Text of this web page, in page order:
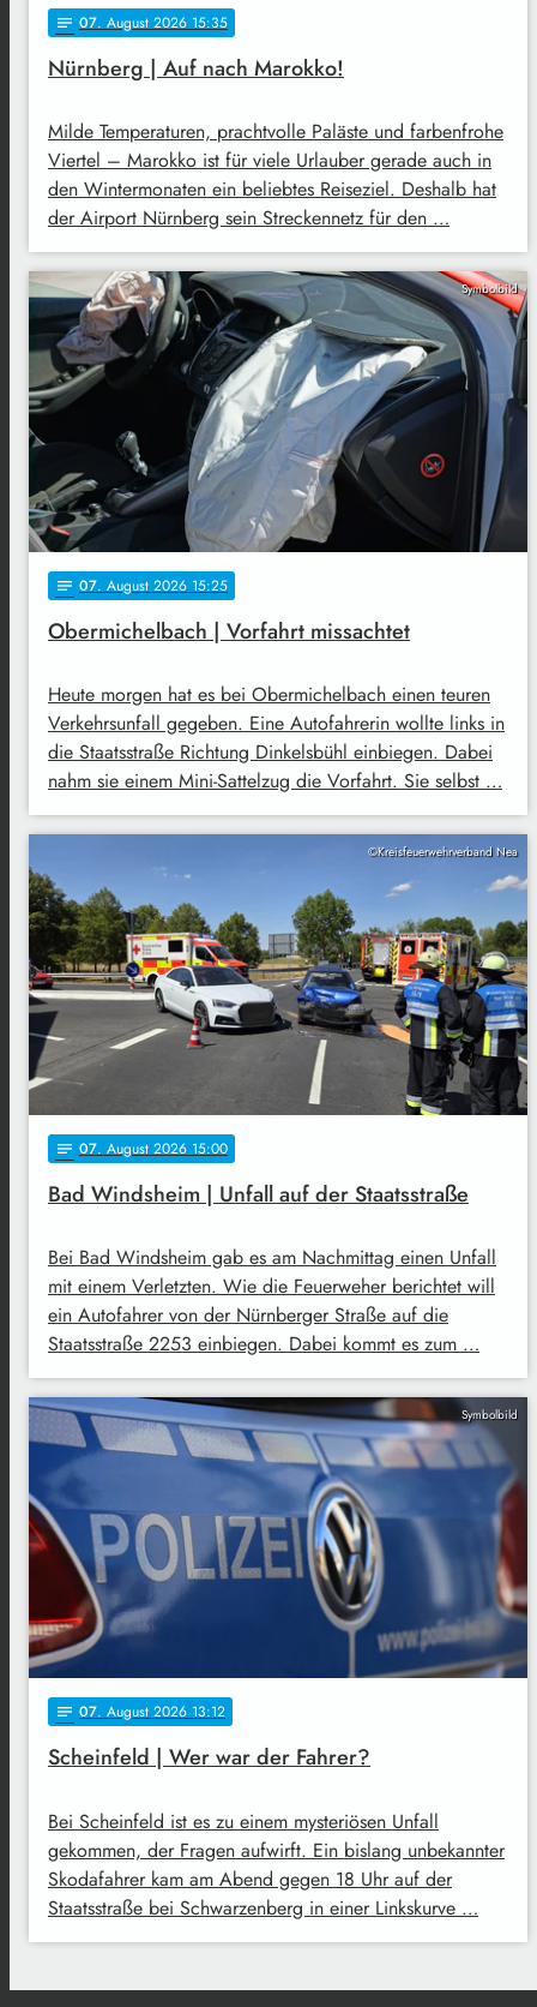
notes 07. August 2026 15:35
Nürnberg | Auf nach Marokko!
Milde Temperaturen, prachtvolle Paläste und farbenfrohe
Viertel – Marokko ist für viele Urlauber gerade auch in
den Wintermonaten ein beliebtes Reiseziel. Deshalb hat
der Airport Nürnberg sein Streckennetz für den …
Symbolbild
notes 07. August 2026 15:25
Obermichelbach | Vorfahrt missachtet
Heute morgen hat es bei Obermichelbach einen teuren
Verkehrsunfall gegeben. Eine Autofahrerin wollte links in
die Staatsstraße Richtung Dinkelsbühl einbiegen. Dabei
nahm sie einem Mini-Sattelzug die Vorfahrt. Sie selbst …
©Kreisfeuerwehrverband Nea
notes 07. August 2026 15:00
Bad Windsheim | Unfall auf der Staatsstraße
Bei Bad Windsheim gab es am Nachmittag einen Unfall
mit einem Verletzten. Wie die Feuerweher berichtet will
ein Autofahrer von der Nürnberger Straße auf die
Staatsstraße 2253 einbiegen. Dabei kommt es zum …
Symbolbild
notes 07. August 2026 13:12
Scheinfeld | Wer war der Fahrer?
Bei Scheinfeld ist es zu einem mysteriösen Unfall
gekommen, der Fragen aufwirft. Ein bislang unbekannter
Skodafahrer kam am Abend gegen 18 Uhr auf der
Staatsstraße bei Schwarzenberg in einer Linkskurve …